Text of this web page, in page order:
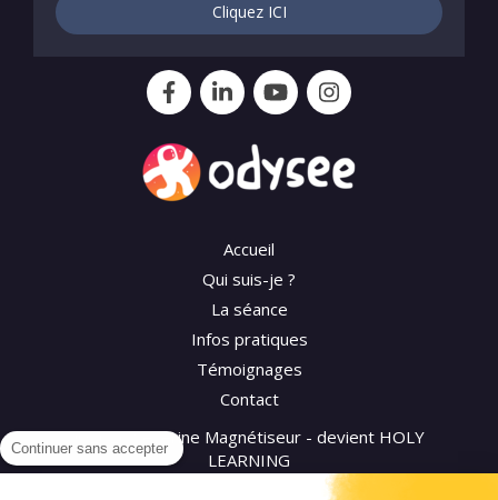
Cliquez ICI
Accueil
Qui suis-je ?
La séance
Infos pratiques
Témoignages
Contact
©2026 Séverine Magnétiseur - devient HOLY
LEARNING
Continuer sans accepter